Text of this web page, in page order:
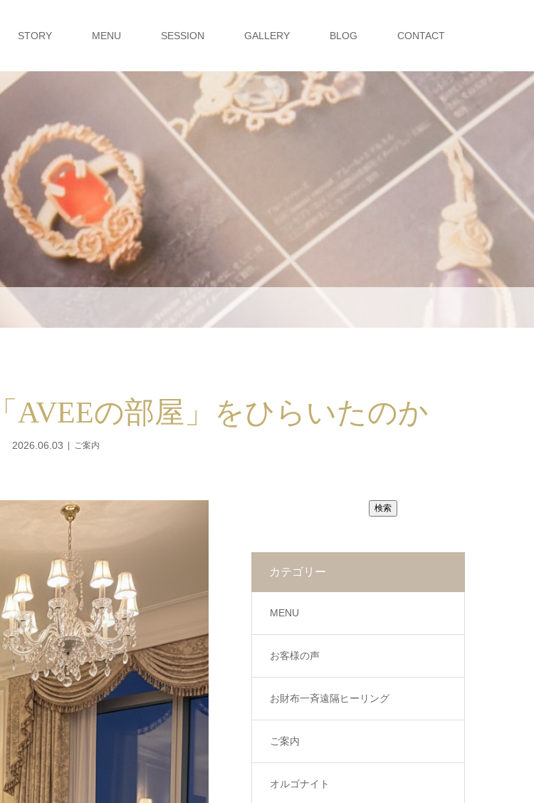
STORY MENU SESSION GALLERY BLOG CONTACT
AVEEの部屋」をひらいたのか
2026.06.03 ご案内
検索
カテゴリー
MENU
お客様の声
お財布一斉遠隔ヒーリング
ご案内
オルゴナイト